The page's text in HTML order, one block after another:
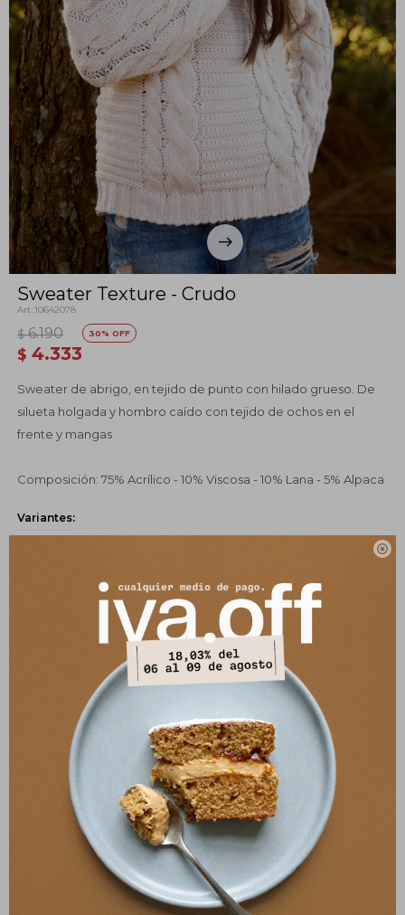

Sweater Texture - Crudo
10642078
$ 4.333
$ 6.190 30
Sweater de abrigo, en tejido de punto con hilado grueso. De
silueta holgada y hombro caído con tejido de ochos en el
frente y mangas
Composición: 75% Acrílico - 10% Viscosa - 10% Lana - 5% Alpaca
Variantes:
GUÍA DE TALLES UBICAR EN TIENDA
COMPRAR
CANJEÁ TUS MILLAS ITAÚ
Ver opciones de pago y planes de cuotas
Cambios y Devoluciones